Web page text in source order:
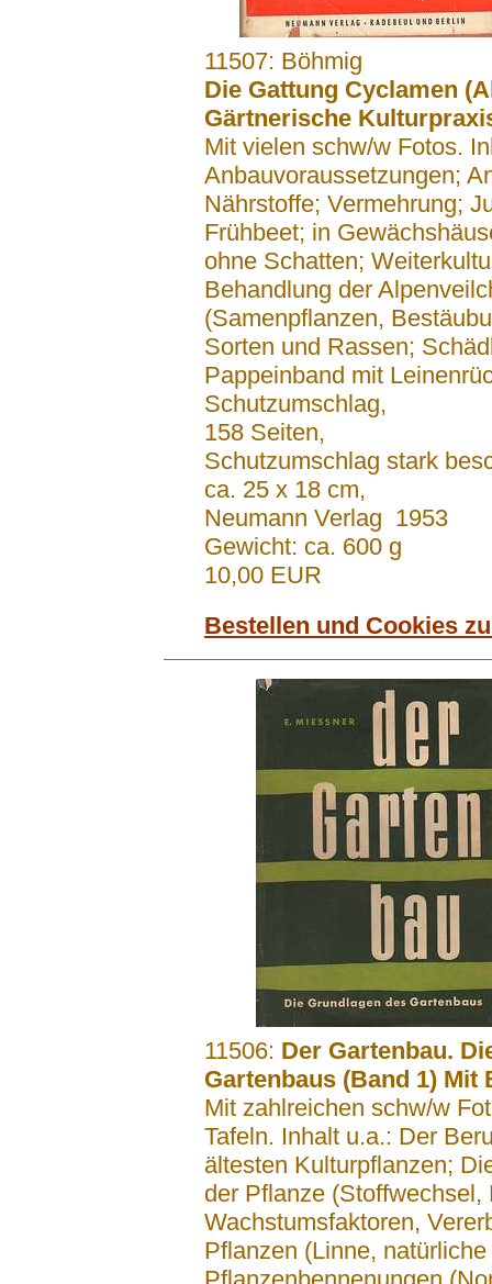
11507: Böhmig
Die Gattung Cyclamen
Gärtnerische
Mit vielen schw/w Fotos.
Anbauvoraussetzungen;
Nährstoffe; Vermehrung;
Frühbeet; in
ohne Schatten;
Behandlung der
(Samenpflanzen,
Sorten und Rassen;
Pappeinband mit
Schutzumschlag,
158 Seiten,
Schutzumschlag stark
ca. 25 x 18 cm,
Neumann Verlag 1953
Gewicht: ca. 600 g
10,00 EUR
Bestellen und Cookies
11506: Der Gartenbau.
Gartenbaus (Band 1) Mit
Mit zahlreichen schw/w
Tafeln. Inhalt u.a.: Der
ältesten Kulturpflanzen;
der Pflanze
Wachstumsfaktoren,
Pflanzen (Linne,